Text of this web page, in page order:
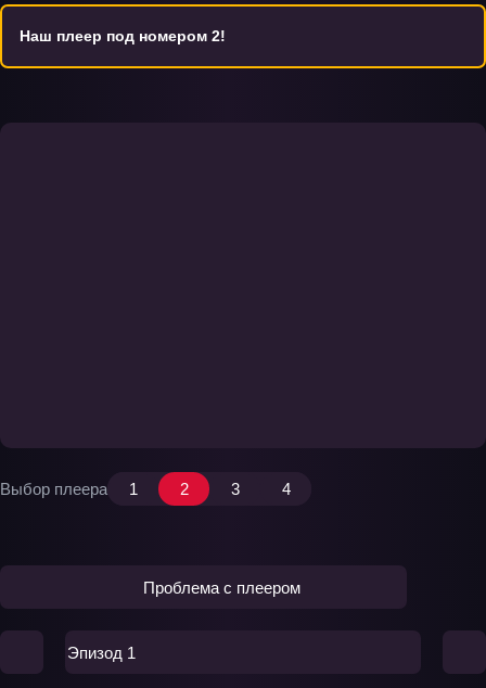
Наш плеер под номером 2!
Выбор плеера 1 2 3 4
Проблема с плеером
Эпизод 1